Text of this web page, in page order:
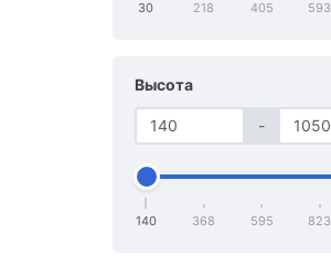
30 218 405 593
Высота
-
140 368 595 823